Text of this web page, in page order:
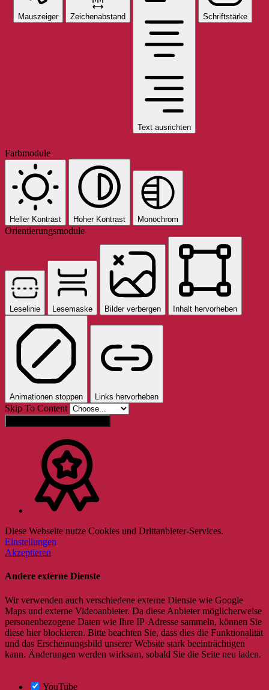
Mauszeiger Zeichenabstand
Text ausrichten
Schriftstärke
Farbmodule
Heller Kontrast Hoher Kontrast Monochrom
Orientierungsmodule
Leselinie Lesemaske Bilder verbergen Inhalt hervorheben
Animationen stoppen Links hervorheben
Skip To Content
Diese Webseite nutze Cookies und Drittanbieter-Services.
Einstellungen
Akzeptieren
Andere externe Dienste
Wir verwenden auch verschiedene externe Dienste wie Google
Maps und externe Videoanbieter. Da diese Anbieter möglicherweise
personenbezogene Daten wie Ihre IP-Adresse sammeln, können Sie
diese hier blockieren. Bitte beachten Sie, dass dies die Funktionalität
und das Erscheinungsbild unserer Website stark beeinträchtigen
kann. Änderungen werden wirksam, sobald Sie die Seite neu laden.
YouTube